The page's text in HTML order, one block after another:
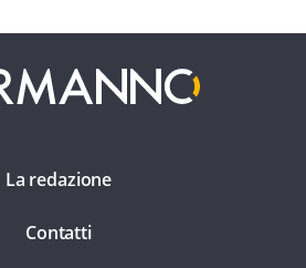
La redazione
Contatti